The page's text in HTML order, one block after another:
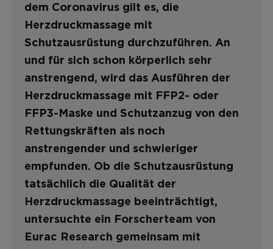
dem Coronavirus gilt es, die
Herzdruckmassage mit
Schutzausrüstung durchzuführen. An
und für sich schon körperlich sehr
anstrengend, wird das Ausführen der
Herzdruckmassage mit FFP2- oder
FFP3-Maske und Schutzanzug von den
Rettungskräften als noch
anstrengender und schwieriger
empfunden. Ob die Schutzausrüstung
tatsächlich die Qualität der
Herzdruckmassage beeinträchtigt,
untersuchte ein Forscherteam von
Eurac Research gemeinsam mit